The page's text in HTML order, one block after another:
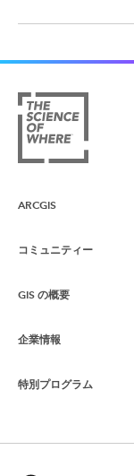
ARCGIS
ArcGIS の概要
マッピング
コミュニティー
Esri Community
ArcGIS ブログ
GIS の概要
GIS とは
ロケーション インテリ
トレーニング
企業情報
Esri について
特別プログラム